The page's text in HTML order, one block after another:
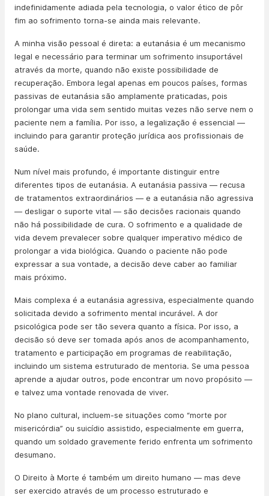
indefinidamente adiada pela tecnologia, o valor ético de pôr
fim ao sofrimento torna-se ainda mais relevante.
A minha visão pessoal é direta: a eutanásia é um mecanismo
legal e necessário para terminar um sofrimento insuportável
através da morte, quando não existe possibilidade de
recuperação. Embora legal apenas em poucos países, formas
passivas de eutanásia são amplamente praticadas, pois
prolongar uma vida sem sentido muitas vezes não serve nem o
paciente nem a família. Por isso, a legalização é essencial —
incluindo para garantir proteção jurídica aos profissionais de
saúde.
Num nível mais profundo, é importante distinguir entre
diferentes tipos de eutanásia. A eutanásia passiva — recusa
de tratamentos extraordinários — e a eutanásia não agressiva
— desligar o suporte vital — são decisões racionais quando
não há possibilidade de cura. O sofrimento e a qualidade de
vida devem prevalecer sobre qualquer imperativo médico de
prolongar a vida biológica. Quando o paciente não pode
expressar a sua vontade, a decisão deve caber ao familiar
mais próximo.
Mais complexa é a eutanásia agressiva, especialmente quando
solicitada devido a sofrimento mental incurável. A dor
psicológica pode ser tão severa quanto a física. Por isso, a
decisão só deve ser tomada após anos de acompanhamento,
tratamento e participação em programas de reabilitação,
incluindo um sistema estruturado de mentoria. Se uma pessoa
aprende a ajudar outros, pode encontrar um novo propósito —
e talvez uma vontade renovada de viver.
No plano cultural, incluem-se situações como “morte por
misericórdia” ou suicídio assistido, especialmente em guerra,
quando um soldado gravemente ferido enfrenta um sofrimento
desumano.
O Direito à Morte é também um direito humano — mas deve
ser exercido através de um processo estruturado e